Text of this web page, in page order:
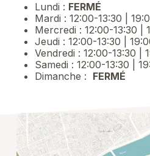
Lundi : FERMÉ
Mardi : 12:00-13:30 |
Mercredi : 12:00-13:30 |
Jeudi : 12:00-13:30 |
Vendredi : 12:00-13:30 |
Samedi : 12:00-13:30 |
Dimanche : FERMÉ